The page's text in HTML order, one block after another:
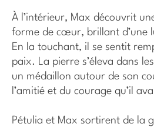
À l’intérieur, Max découvrit
forme de cœur, brillant d’une
En la touchant, il se sentit
paix. La pierre s’éleva dans
un médaillon autour de son
l’amitié et du courage qu’il
Pétulia et Max sortirent de la